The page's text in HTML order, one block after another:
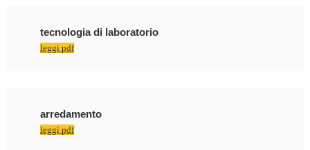
tecnologia di laboratorio
leggi pdf
arredamento
leggi pdf